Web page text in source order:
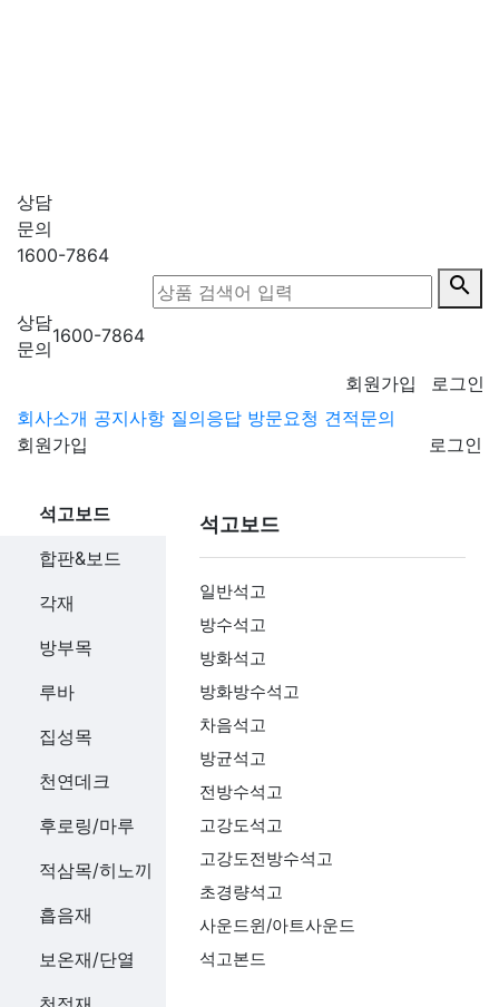
상담
문의
1600-7864
search
상담
문의
1600-7864
회원가입
로그인
회사소개 공지사항 질의응답 방문요청 견적문의
회원가입
로그인
석고보드
합판&보드
각재
방부목
루바
집성목
천연데크
후로링/마루
적삼목/히노끼
흡음재
보온재/단열
석고보드
일반석고
방수석고
방화석고
방화방수석고
차음석고
방균석고
전방수석고
고강도석고
고강도전방수석고
초경량석고
사운드윈/아트사운드
석고본드